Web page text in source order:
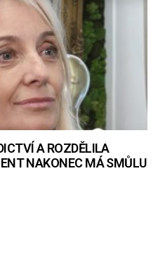
A ROZDĚLILA
NAKONEC MÁ SMŮLU